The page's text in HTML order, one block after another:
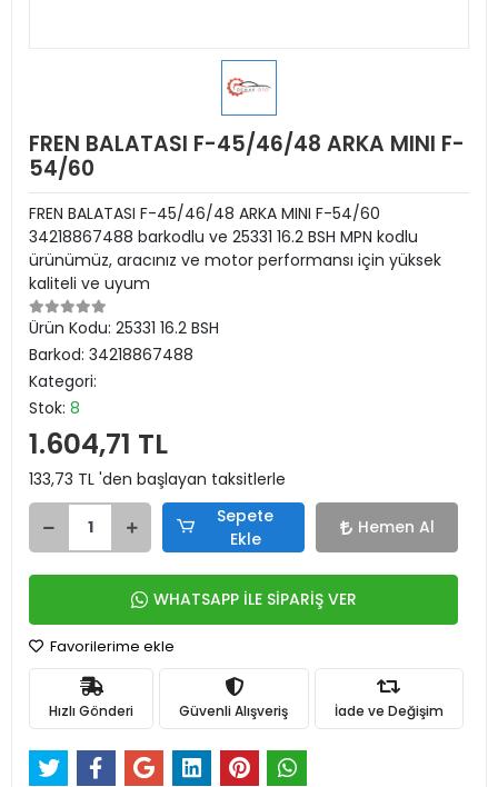
FREN BALATASI F-45/46/48 ARKA MINI F-
54/60
FREN BALATASI F-45/46/48 ARKA MINI F-54/60
34218867488 barkodlu ve 25331 16.2 BSH MPN kodlu
ürünümüz, aracınız ve motor performansı için yüksek
kaliteli ve uyum
Ürün Kodu: 25331 16.2 BSH
Barkod: 34218867488
Kategori:
Stok: 8
1.604,71 TL
133,73 TL 'den başlayan taksitlerle
Sepete
Ekle
Hemen Al
WHATSAPP İLE SİPARİŞ VER
Favorilerime ekle
Hızlı Gönderi Güvenli Alışveriş İade ve Değişim